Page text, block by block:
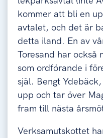
kommer att bli en
avtalet, och det är
detta iland. En av
Toresand har också
som ordförande i
själ. Bengt
upp och tar över
fram till nästa
Verksamutskottet